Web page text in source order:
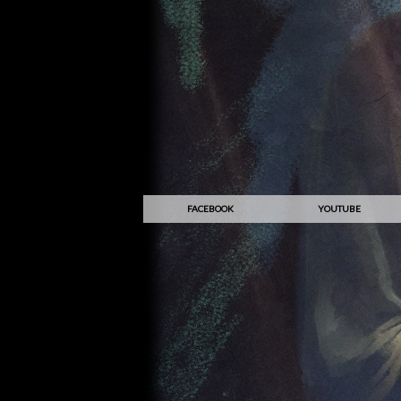
FACEBOOK YOUTUBE